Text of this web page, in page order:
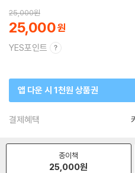
25,000원
25,000
YES포인트
앱 다운 시 1천원 상품권
결제혜택
종이책
25,000원